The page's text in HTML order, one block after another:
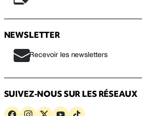
NEWSLETTER
Recevoir les newsletters
SUIVEZ-NOUS SUR LES RÉSEAUX